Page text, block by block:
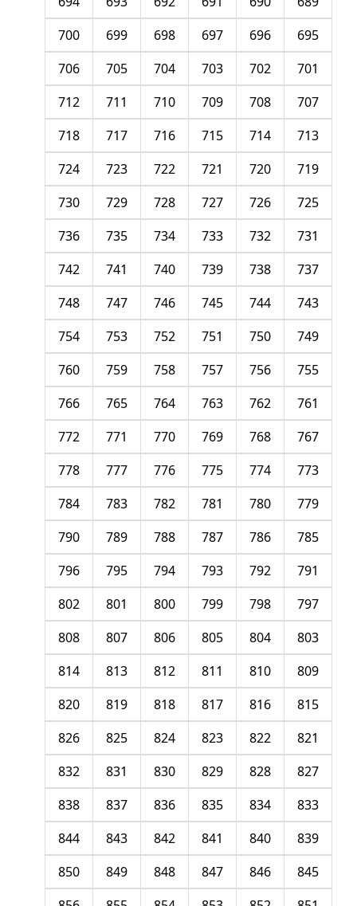
695
696
697
698
699
700
701
702
703
704
705
706
707
708
709
710
711
712
713
714
715
716
717
718
719
720
721
722
723
724
725
726
727
728
729
730
731
732
733
734
735
736
737
738
739
740
741
742
743
744
745
746
747
748
749
750
751
752
753
754
755
756
757
758
759
760
761
762
763
764
765
766
767
768
769
770
771
772
773
774
775
776
777
778
779
780
781
782
783
784
785
786
787
788
789
790
791
792
793
794
795
796
797
798
799
800
801
802
803
804
805
806
807
808
809
810
811
812
813
814
815
816
817
818
819
820
821
822
823
824
825
826
827
828
829
830
831
832
833
834
835
836
837
838
839
840
841
842
843
844
845
846
847
848
849
850